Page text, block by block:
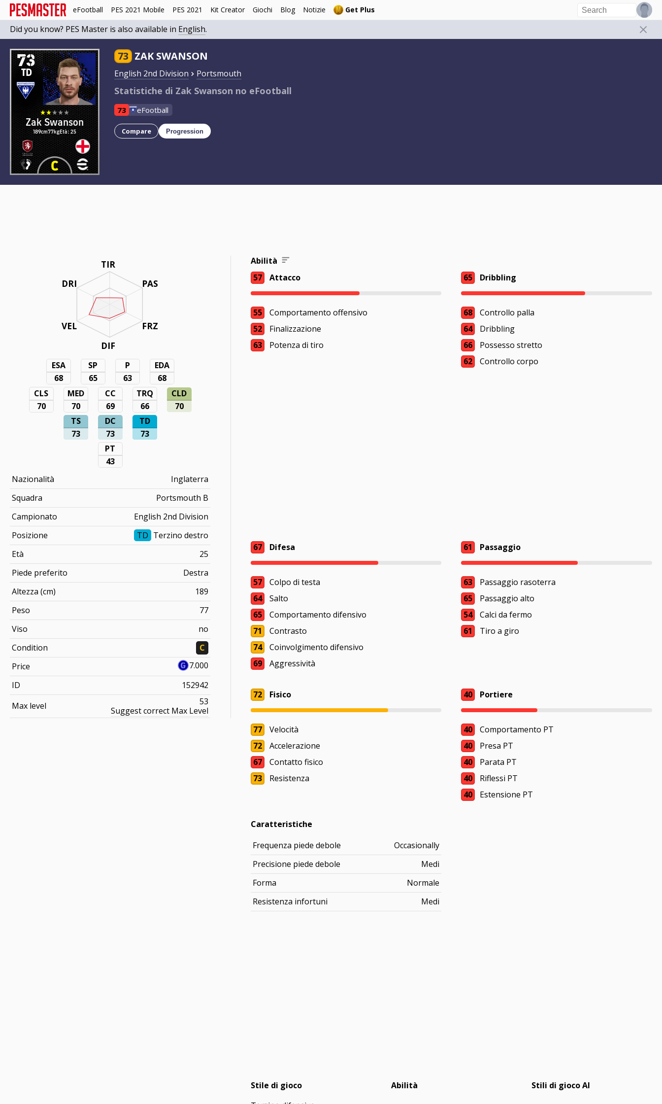
eFootball PES 2021 Mobile PES 2021 Kit Creator Giochi Blog Notizie Get Plus
Did you know? PES Master is also available in English.
73
TD
Zak Swanson
189cm77kgEtà: 25
73 ZAK SWANSON
English 2nd Division Portsmouth
Statistiche di Zak Swanson no eFootball
73 eFootball
Compare Progression
TIR
PAS
FRZ
DIF
DRI
VEL
ESA
68
SP
65
P
63
EDA
68
CLS
70
MED
70
CC
69
TRQ
66
CLD
70
TS
73
DC
73
TD
73
PT
43
Nazionalità
Inglaterra
Squadra
Portsmouth B
Campionato
English 2nd Division
Posizione
TD Terzino destro
Età
25
Piede preferito
Destra
Altezza (cm)
189
Peso
77
Viso
no
Condition
C
Price
7.000
ID
152942
Max level
53
Suggest correct Max Level
Abilità
57
Attacco
55
Comportamento offensivo
52
Finalizzazione
63
Potenza di tiro
65 Dribbling
68
Controllo palla
64
Dribbling
66
Possesso stretto
62
Controllo corpo
67 Difesa
57
Colpo di testa
64
Salto
65
Comportamento difensivo
71
Contrasto
74
Coinvolgimento difensivo
69
Aggressività
61 Passaggio
63
Passaggio rasoterra
65
Passaggio alto
54
Calci da fermo
61
Tiro a giro
72 Fisico
77
Velocità
72
Accelerazione
67
Contatto fisico
73
Resistenza
40 Portiere
40
Comportamento PT
40
Presa PT
40
Parata PT
40
Riflessi PT
40
Estensione PT
Caratteristiche
Frequenza piede debole
Occasionally
Precisione piede debole
Medi
Forma
Normale
Resistenza infortuni
Medi
Stile di gioco
Abilità
Stili di gioco AI